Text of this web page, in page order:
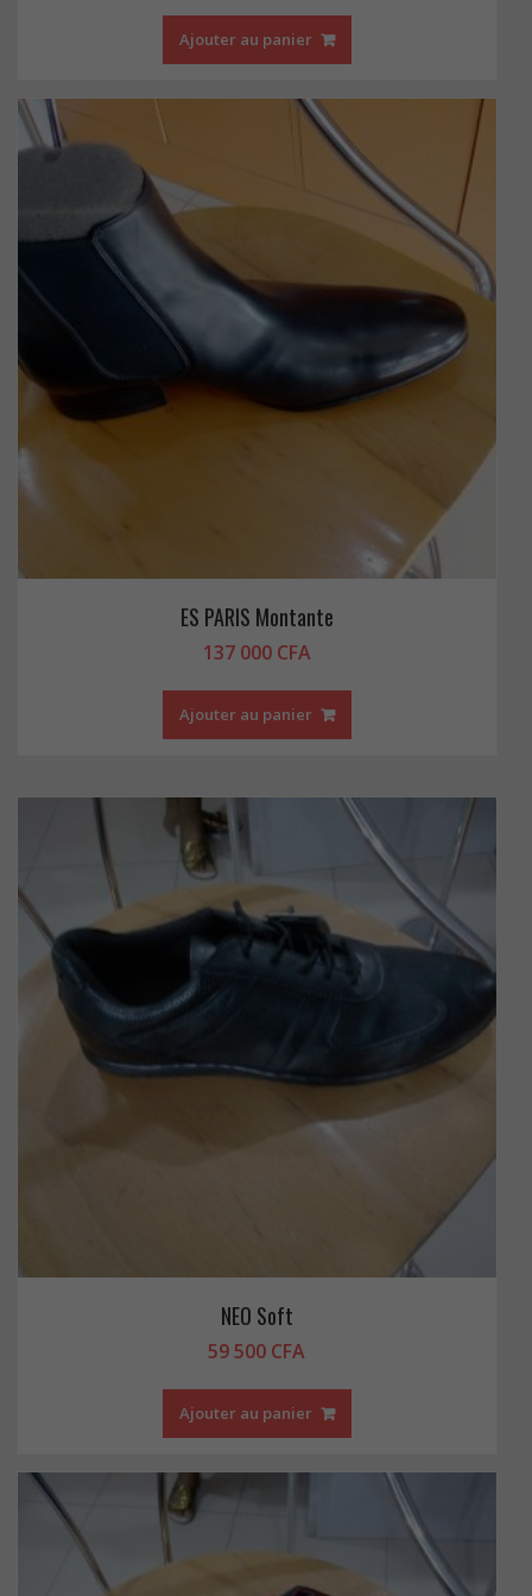
Ajouter au panier
ES PARIS Montante
137 000 CFA
Ajouter au panier
NEO Soft
59 500 CFA
Ajouter au panier